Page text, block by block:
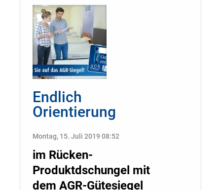
Endlich
Orientierung
Montag, 15. Juli 2019 08:52
im Rücken-
Produktdschungel mit
dem AGR-Gütesiegel